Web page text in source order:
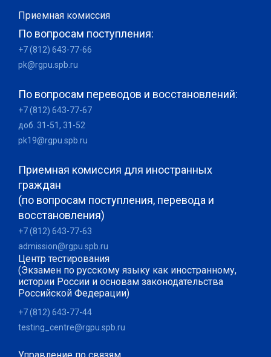
Приемная комиссия
По вопросам поступления:
+7 (812) 643-77-66
pk@rgpu.spb.ru
По вопросам переводов и восстановлений:
+7 (812) 643-77-67
доб. 31-51, 31-52
pk19@rgpu.spb.ru
Приемная комиссия для иностранных
граждан
(по вопросам поступления, перевода и
восстановления)
+7 (812) 643-77-63
admission@rgpu.spb.ru
Центр тестирования
(Экзамен по русскому языку как иностранному,
истории России и основам законодательства
Российской Федерации)
+7 (812) 643-77-44
testing_centre@rgpu.spb.ru